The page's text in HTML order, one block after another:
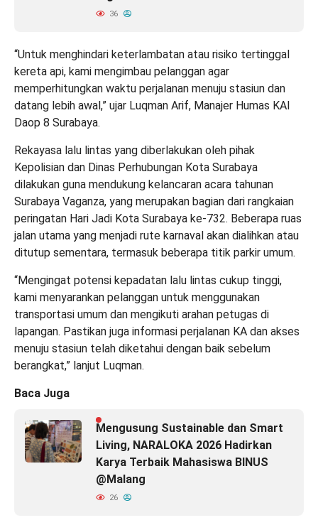
36
“Untuk menghindari keterlambatan atau risiko tertinggal
kereta api, kami mengimbau pelanggan agar
memperhitungkan waktu perjalanan menuju stasiun dan
datang lebih awal,” ujar Luqman Arif, Manajer Humas KAI
Daop 8 Surabaya.
Rekayasa lalu lintas yang diberlakukan oleh pihak
Kepolisian dan Dinas Perhubungan Kota Surabaya
dilakukan guna mendukung kelancaran acara tahunan
Surabaya Vaganza, yang merupakan bagian dari rangkaian
peringatan Hari Jadi Kota Surabaya ke-732. Beberapa ruas
jalan utama yang menjadi rute karnaval akan dialihkan atau
ditutup sementara, termasuk beberapa titik parkir umum.
“Mengingat potensi kepadatan lalu lintas cukup tinggi,
kami menyarankan pelanggan untuk menggunakan
transportasi umum dan mengikuti arahan petugas di
lapangan. Pastikan juga informasi perjalanan KA dan akses
menuju stasiun telah diketahui dengan baik sebelum
berangkat,” lanjut Luqman.
Baca Juga
Mengusung Sustainable dan Smart
Living, NARALOKA 2026 Hadirkan
Karya Terbaik Mahasiswa BINUS
@Malang
26